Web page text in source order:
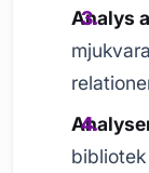
Analys